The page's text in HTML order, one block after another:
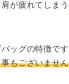
が疲れてしまう
ッグの特徴で
もございませ